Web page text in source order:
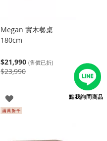
Megan 實木餐桌
180cm
$21,990 (售價已折)
$23,990
登
入
點我詢問商品